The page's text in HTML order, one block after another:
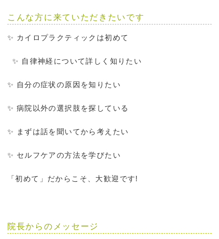
こんな方に来ていただきたいです
✨ カイロプラクティックは初めて
✨ 自律神経について詳しく知りたい
✨ 自分の症状の原因を知りたい
✨ 病院以外の選択肢を探している
✨ まずは話を聞いてから考えたい
✨ セルフケアの方法を学びたい
「初めて」だからこそ、大歓迎です!
院長からのメッセージ